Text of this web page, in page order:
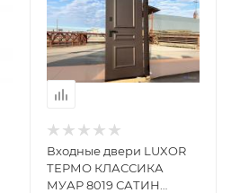
Входные двери LUXOR
ТЕРМО КЛАССИКА
МУАР 8019 САТИН